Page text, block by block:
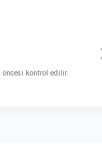
öncesi kontrol edilir.